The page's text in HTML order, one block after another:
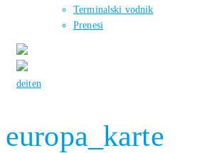
Terminalski vodnik
Prenesi
deiten
europa_karte